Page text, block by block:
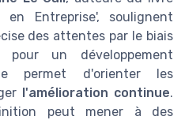
Entreprise', soulignent
des attentes par le biais
un développement
permet d'orienter les
l'amélioration continue.
peut mener à des